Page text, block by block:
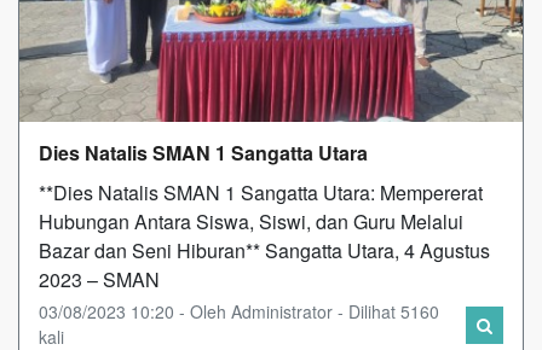
Dies Natalis SMAN 1 Sangatta Utara
**Dies Natalis SMAN 1 Sangatta Utara: Mempererat
Hubungan Antara Siswa, Siswi, dan Guru Melalui
Bazar dan Seni Hiburan** Sangatta Utara, 4 Agustus
2023 – SMAN
03/08/2023 10:20 - Oleh Administrator - Dilihat 5160
kali